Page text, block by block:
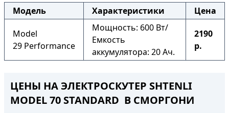
Модель
Характеристики Цена
Model
29 Performance
Мощность: 600 Вт/
Емкость
аккумулятора: 20 Ач.
2190
р.
ЦЕНЫ НА ЭЛЕКТРОСКУТЕР SHTENLI
MODEL 70 STANDARD В СМОРГОНИ